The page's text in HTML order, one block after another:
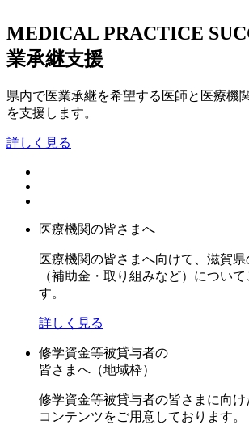
MEDICAL PRACTICE
業承継支援
県内で医業承継を希望する医師と医療機
を支援します。
詳しく見る
医療機関の皆さまへ
医療機関の皆さまへ向けて、滋賀
（補助金・取り組みなど）につい
す。
詳しく見る
修学資金等被貸与者の
皆さまへ（地域枠）
修学資金等被貸与者の皆さまに向け
コンテンツをご用意しております。